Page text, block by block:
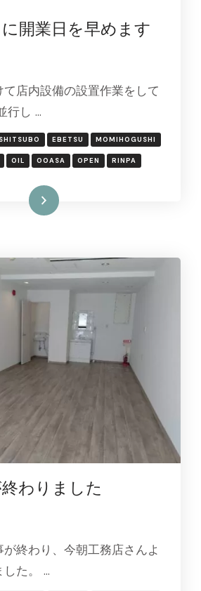
開業日を早めます
店内設備の設置作業をして
行し …
EBETSU MOMIHOGUSHI
OIL OOASA OPEN RINPA
続きを読む
わりました
終わり、今朝工務店さんよ
した。 …